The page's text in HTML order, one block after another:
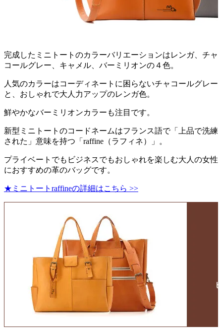
完成したミニトートのカラーバリエーションはレンガ、チャ
コールグレー、キャメル、バーミリオンの４色。
人気のカラーはコーディネートに困らないチャコールグレー
と、おしゃれで大人力アップのレンガ色。
鮮やかなバーミリオンカラーも注目です。
新型ミニトートのコードネームはフランス語で「上品で洗練
された」意味を持つ「raffine（ラフィネ）」。
プライベートでもビジネスでもおしゃれを楽しむ大人の女性
におすすめの革のバッグです。
★ミニトートraffineの詳細はこちら >>